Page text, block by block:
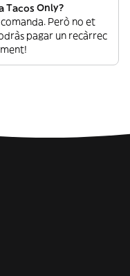
Tacos Only?
Però no et
pagar un recàrrec